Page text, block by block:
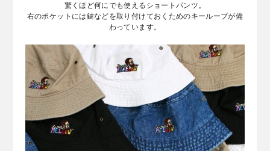
驚くほど何にでも使えるショートパンツ。
右のポケットには鍵などを取り付けておくためのキーループが備
わっています。